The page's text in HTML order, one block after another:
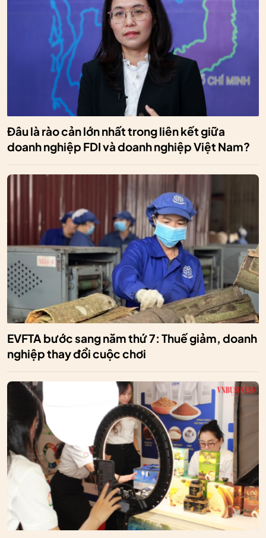
Đâu là rào cản lớn nhất trong liên kết giữa
doanh nghiệp FDI và doanh nghiệp Việt Nam?
EVFTA bước sang năm thứ 7: Thuế giảm, doanh
nghiệp thay đổi cuộc chơi